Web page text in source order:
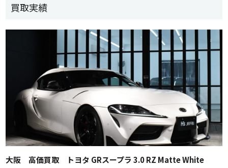
買取実績
大阪 高価買取 トヨタ GRスープラ 3.0 RZ Matte White